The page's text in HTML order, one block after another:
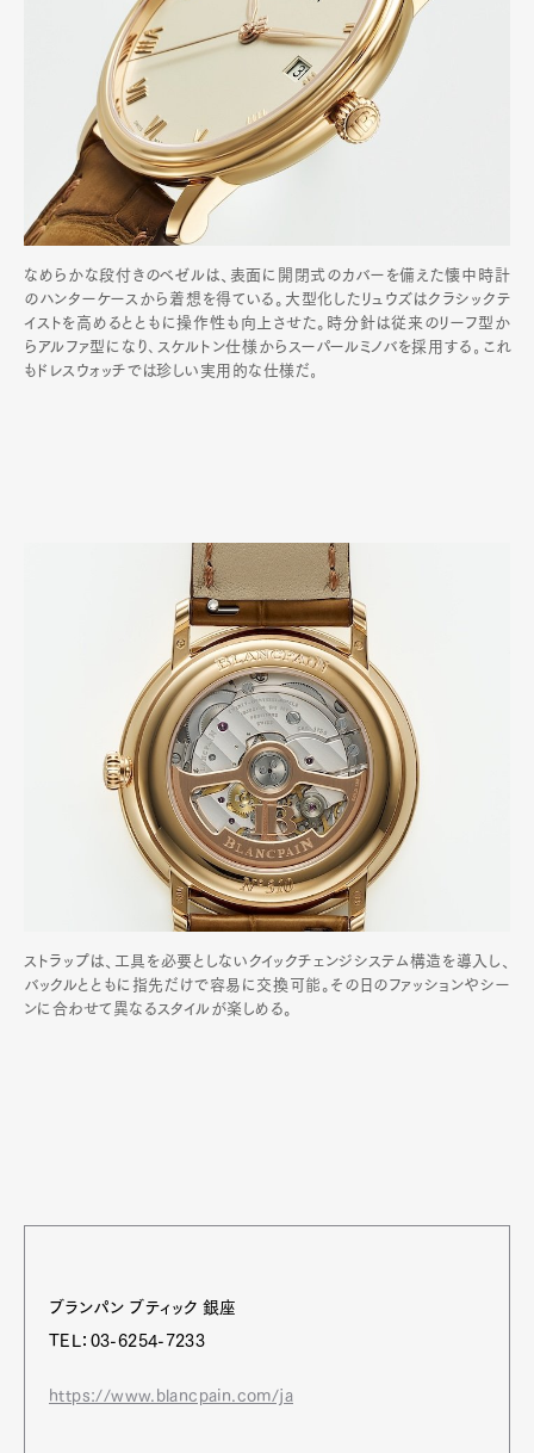
なめらかな段付きのベゼルは、表面に開閉式のカバーを備えた懐中時計
のハンターケースから着想を得ている。大型化したリュウズはクラシックテ
イストを高めるとともに操作性も向上させた。時分針は従来のリーフ型か
らアルファ型になり､スケルトン仕様からスーパールミノバを採用する｡これ
もドレスウォッチでは珍しい実用的な仕様だ｡
ストラップは、工具を必要としないクイックチェンジシステム構造を導入し、
バックルとともに指先だけで容易に交換可能。その日のファッションやシー
ンに合わせて異なるスタイルが楽しめる。
ブランパン ブティック 銀座
TEL：03-6254-7233
https://www.blancpain.com/ja